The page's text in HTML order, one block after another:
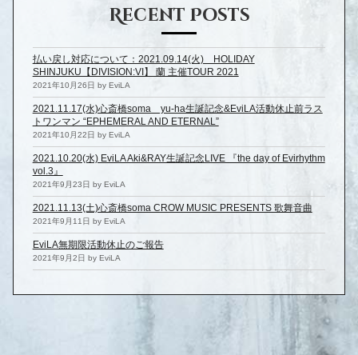
Recent Posts
払い戻し対応について：2021.09.14(火) HOLIDAY
SHINJUKU【DIVISION:VI】 蘭 主催TOUR 2021
2021年10月26日 by EviLA
2021.11.17(水)心斎橋soma yu-ha生誕記念&EviLA活動休止前ラス
トワンマン “EPHEMERAL AND ETERNAL”
2021年10月22日 by EviLA
2021.10.20(水) EviLA Aki&RAY生誕記念LIVE 『the day of Evirhythm
vol.3』
2021年9月23日 by EviLA
2021.11.13(土)心斎橋soma CROW MUSIC PRESENTS 歌舞音曲
2021年9月11日 by EviLA
EviLA無期限活動休止のご報告
2021年9月2日 by EviLA